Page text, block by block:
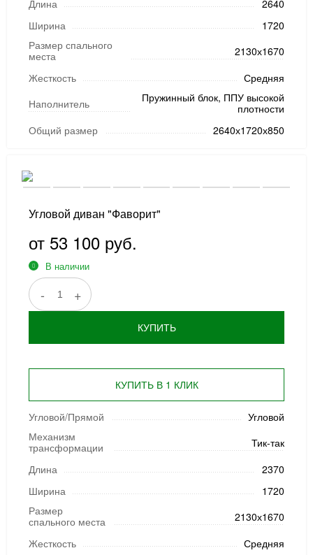
Длина
2640
Ширина
1720
Размер спального
места
2130х1670
Жесткость
Средняя
Наполнитель
Пружинный блок, ППУ высокой
плотности
Общий размер
2640х1720х850
Угловой диван "Фаворит"
от 53 100 руб.
В наличии
- +
КУПИТЬ
КУПИТЬ В 1 КЛИК
Угловой/Прямой
Угловой
Механизм
трансформации
Тик-так
Длина
2370
Ширина
1720
Размер
спального места
2130х1670
Жесткость
Средняя